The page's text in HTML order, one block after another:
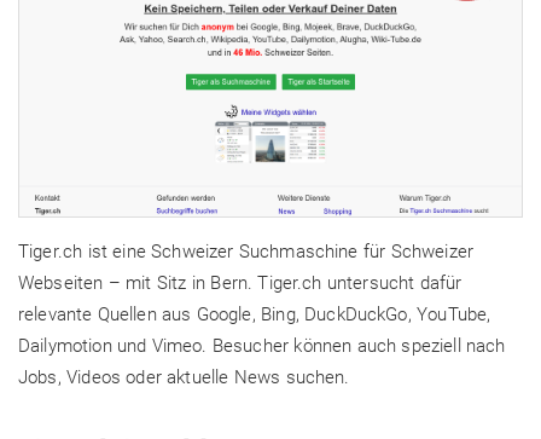
Tiger.ch ist eine Schweizer Suchmaschine für Schweizer
Webseiten – mit Sitz in Bern. Tiger.ch untersucht dafür
relevante Quellen aus Google, Bing, DuckDuckGo, YouTube,
Dailymotion und Vimeo. Besucher können auch speziell nach
Jobs, Videos oder aktuelle News suchen.